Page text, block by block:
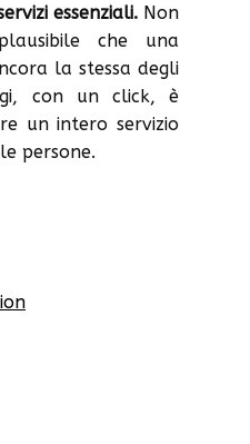
essenziali.Non
che una
la stessa degli
con un click, è
un intero servizio
persone.